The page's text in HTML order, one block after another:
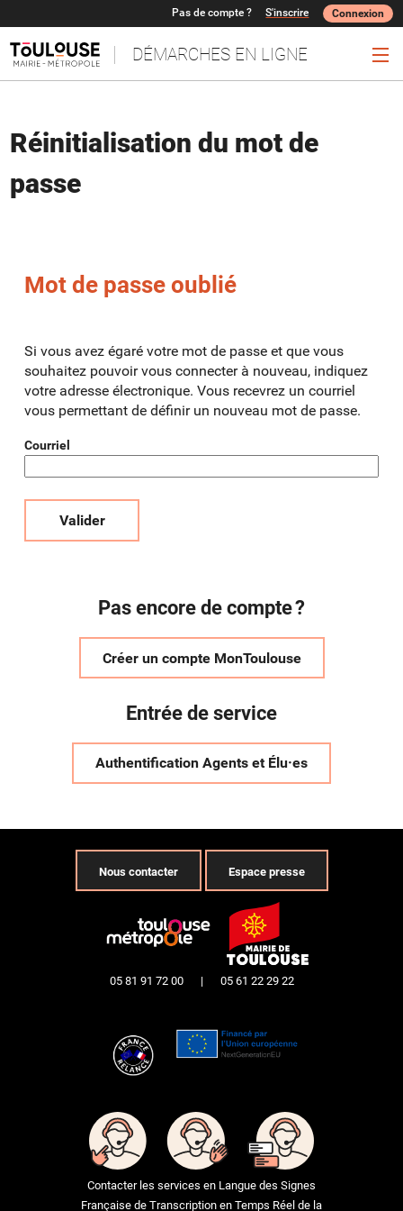
DÉMARCHES EN LIGNE
Pas de compte ? S'inscrire Connexion
Réinitialisation du mot de
passe
Mot de passe oublié
Si vous avez égaré votre mot de passe et que vous
souhaitez pouvoir vous connecter à nouveau, indiquez
votre adresse électronique. Vous recevrez un courriel
vous permettant de définir un nouveau mot de passe.
Courriel
Valider
Pas encore de compte ?
Créer un compte MonToulouse
Entrée de service
Authentification Agents et Élu·es
Nous contacter Espace presse
05 81 91 72 00 | 05 61 22 29 22
Contacter les services en Langue des Signes
Française de Transcription en Temps Réel de la